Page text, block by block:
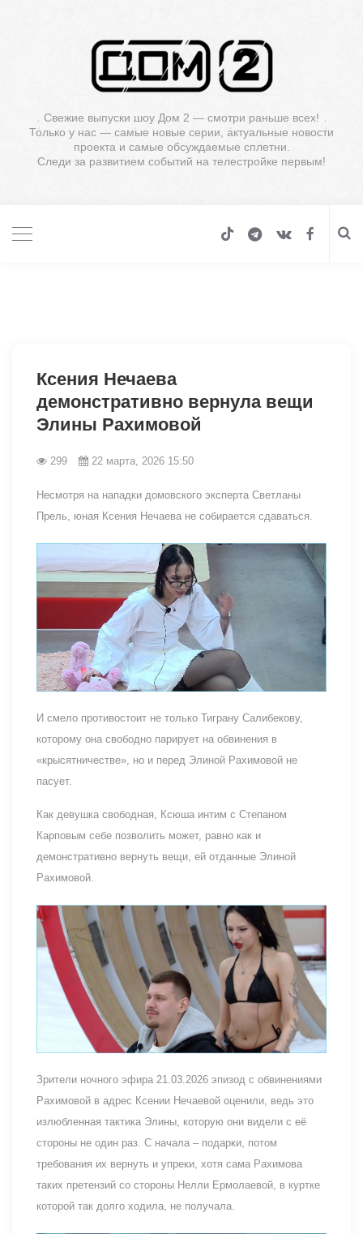
Свежие выпуски шоу Дом 2 — смотри раньше всех!
Только у нас — самые новые серии, актуальные новости
проекта и самые обсуждаемые сплетни.
Следи за развитием событий на телестройке первым!
Ксения Нечаева
демонстративно вернула вещи
Элины Рахимовой
299 22 марта, 2026 15:50
Несмотря на нападки домовского эксперта Светланы
Прель, юная Ксения Нечаева не собирается сдаваться.
И смело противостоит не только Тиграну Салибекову,
которому она свободно парирует на обвинения в
«крысятничестве», но и перед Элиной Рахимовой не
пасует.
Как девушка свободная, Ксюша интим с Степаном
Карповым себе позволить может, равно как и
демонстративно вернуть вещи, ей отданные Элиной
Рахимовой.
Зрители ночного эфира 21.03.2026 эпизод с обвинениями
Рахимовой в адрес Ксении Нечаевой оценили, ведь это
излюбленная тактика Элины, которую они видели с её
стороны не один раз. С начала – подарки, потом
требования их вернуть и упреки, хотя сама Рахимова
таких претензий со стороны Нелли Ермолаевой, в куртке
которой так долго ходила, не получала.